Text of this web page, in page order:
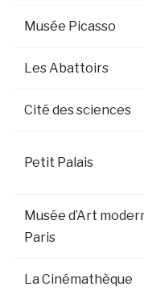
Musée Picasso
Les Abattoirs
Cité des sciences
Petit Palais
Musée d’Art
Paris
La Cinémathèque